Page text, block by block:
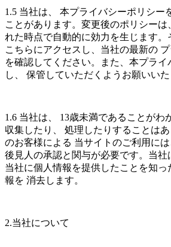
1.5 当社は、 本プライバシーポリシー
ことがあります。変更後のポリシーは
れた時点で自動的に効力を生じます。
こちらにアクセスし、当社の最新の
を確認してください。また、本プライ
し、 保管していただくようお願いいた
1.6 当社は、 13歳未満であることがわ
収集したり、 処理したりすることは
のお客様による 当サイトのご利用に
後見人の承認と関与が必要です。当社
当社に個人情報を提供したことを知
報を 消去します。
2.当社について